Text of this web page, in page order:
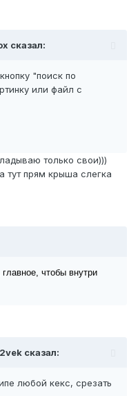
сказал:
"поиск по
или файл с
только свои)))
тут прям крыша слегка
чтобы внутри
сказал:
любой кекс, срезать